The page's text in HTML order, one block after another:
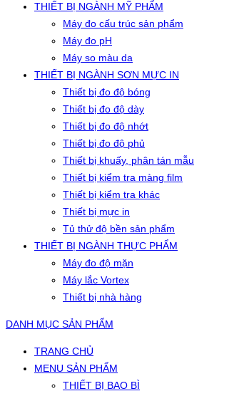
THIẾT BỊ NGÀNH MỸ PHẨM
Máy đo cấu trúc sản phẩm
Máy đo pH
Máy so màu da
THIẾT BỊ NGÀNH SƠN MỰC IN
Thiết bị đo độ bóng
Thiết bị đo độ dày
Thiết bị đo độ nhớt
Thiết bị đo độ phủ
Thiết bị khuấy, phân tán mẫu
Thiết bị kiểm tra màng film
Thiết bị kiểm tra khác
Thiết bị mực in
Tủ thử độ bền sản phẩm
THIẾT BỊ NGÀNH THỰC PHẨM
Máy đo độ mặn
Máy lắc Vortex
Thiết bị nhà hàng
DANH MỤC SẢN PHẨM
TRANG CHỦ
MENU SẢN PHẨM
THIẾT BỊ BAO BÌ